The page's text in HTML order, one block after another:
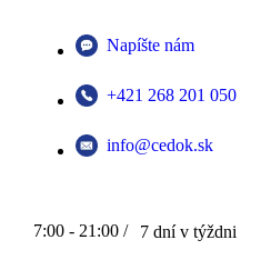
Napíšte nám
+421 268 201 050
info@cedok.sk
7:00 - 21:00 / 7 dní v týždni